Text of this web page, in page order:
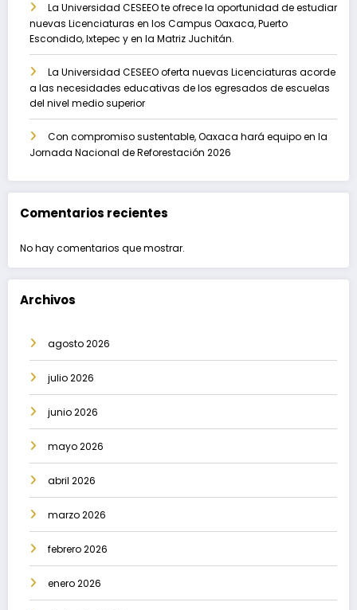
La Universidad CESEEO te ofrece la oportunidad de estudiar
nuevas Licenciaturas en los Campus Oaxaca, Puerto
Escondido, Ixtepec y en la Matriz Juchitán.
La Universidad CESEEO oferta nuevas Licenciaturas acorde
a las necesidades educativas de los egresados de escuelas
del nivel medio superior
Con compromiso sustentable, Oaxaca hará equipo en la
Jornada Nacional de Reforestación 2026
Comentarios recientes
No hay comentarios que mostrar.
Archivos
agosto 2026
julio 2026
junio 2026
mayo 2026
abril 2026
marzo 2026
febrero 2026
enero 2026